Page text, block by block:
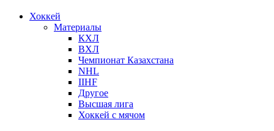
Хоккей
Материалы
КХЛ
ВХЛ
Чемпионат Казахстана
NHL
IIHF
Другое
Высшая лига
Хоккей с мячом